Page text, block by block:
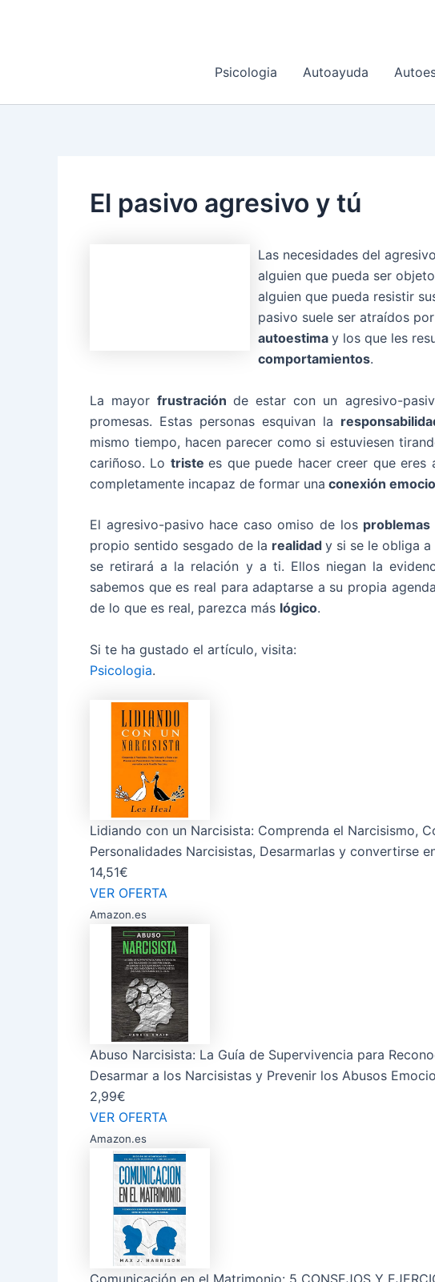
Psicologia
Autoayuda
El pasivo agresivo y tú
Las necesidades del
alguien que pueda ser
alguien que pueda resistir
pasivo suele ser atraídos
autoestima y los que les
comportamientos.
La mayorfrustraciónde estar con un agresivo-
promesas. Estas personas esquivan la
mismo tiempo, hacen parecer como si estuviesen
cariñoso. Lo tristees que puede hacer creer que
completamente incapaz de formar una conexión
El agresivo-pasivo hace caso omiso de los problemas
propio sentido sesgado de la realidad y si se le obliga
se retirará a la relación y a ti. Ellos niegan la
sabemos que es real para adaptarse a su propia
de lo que es real, parezca más lógico.
Si te ha gustado el artículo, visita:
Psicologia.
Lidiando con un Narcisista: Comprenda el Narcisismo,
Personalidades Narcisistas, Desarmarlas y convertirse
14,51€
VER OFERTA
Amazon.es
Abuso Narcisista: La Guía de Supervivencia para
Desarmar a los Narcisistas y Prevenir los Abusos
2,99€
VER OFERTA
Amazon.es
Comunicación en el Matrimonio: 5 CONSEJOS Y